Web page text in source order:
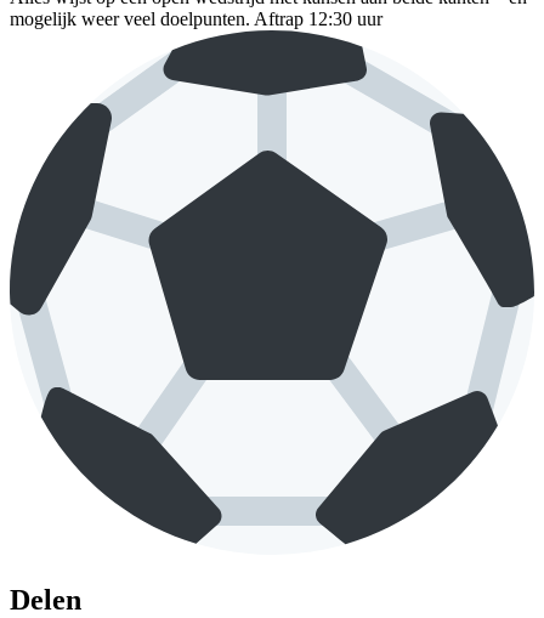
mogelijk weer veel doelpunten. Aftrap 12:30 uur
Delen